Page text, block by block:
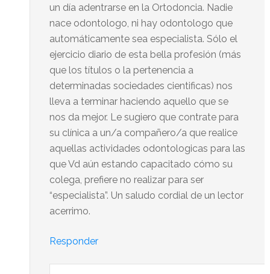
un día adentrarse en la Ortodoncia. Nadie
nace odontologo, ni hay odontologo que
automáticamente sea especialista. Sólo el
ejercicio diario de esta bella profesión (más
que los títulos o la pertenencia a
determinadas sociedades cientificas) nos
lleva a terminar haciendo aquello que se
nos da mejor. Le sugiero que contrate para
su clínica a un/a compañero/a que realice
aquellas actividades odontologicas para las
que Vd aún estando capacitado cómo su
colega, prefiere no realizar para ser
“especialista”. Un saludo cordial de un lector
acerrimo.
Responder